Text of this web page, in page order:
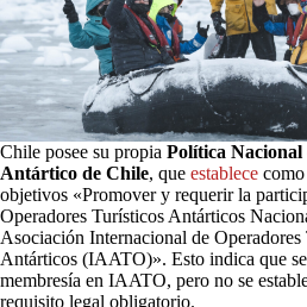
Chile posee su propia Política
Antártico de Chile, que establece
objetivos «Promover y requerir la
Operadores Turísticos Antárticos
Asociación Internacional de Operadores
Antárticos (IAATO)». Esto indica que
membresía en IAATO, pero no se
requisito legal obligatorio.